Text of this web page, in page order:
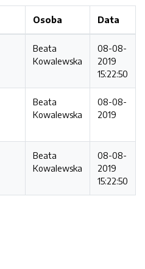
Osoba Data
Beata
Kowalewska
08-08-
2019
15:22:50
Beata
Kowalewska
08-08-
2019
Beata
Kowalewska
08-08-
2019
15:22:50